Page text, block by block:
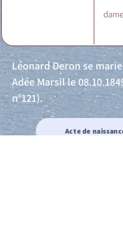
Léonard Deron se
Adée Marsil le
n°121).
Acte de